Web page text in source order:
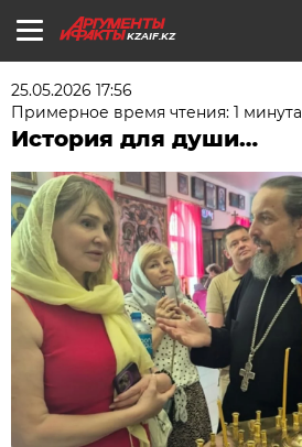
KZAIF.KZ
25.05.2026 17:56
Примерное время чтения: 1 минута
История для души…